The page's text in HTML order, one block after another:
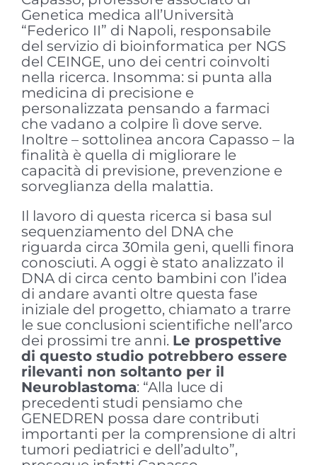
Genetica medica all’Università
“Federico II” di Napoli, responsabile
del servizio di bioinformatica per NGS
del CEINGE, uno dei centri coinvolti
nella ricerca. Insomma: si punta alla
medicina di precisione e
personalizzata pensando a farmaci
che vadano a colpire lì dove serve.
Inoltre – sottolinea ancora Capasso – la
finalità è quella di migliorare le
capacità di previsione, prevenzione e
sorveglianza della malattia.
Il lavoro di questa ricerca si basa sul
sequenziamento del DNA che
riguarda circa 30mila geni, quelli finora
conosciuti. A oggi è stato analizzato il
DNA di circa cento bambini con l’idea
di andare avanti oltre questa fase
iniziale del progetto, chiamato a trarre
le sue conclusioni scientifiche nell’arco
dei prossimi tre anni. Le prospettive
di questo studio potrebbero essere
rilevanti non soltanto per il
Neuroblastoma: “Alla luce di
precedenti studi pensiamo che
GENEDREN possa dare contributi
importanti per la comprensione di altri
tumori pediatrici e dell’adulto”,